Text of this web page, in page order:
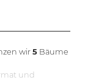
wir5 Bäume
und